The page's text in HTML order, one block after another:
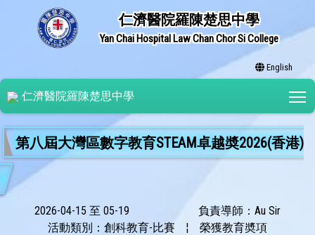
仁濟醫院羅陳楚思中學
Yan Chai Hospital Law Chan Chor Si College
English
仁濟醫院羅陳楚思中學
第八屆大灣區數字教育STEAM卓越奬2026(香港)
2026-04-15 至 05-19
負責導師：Au Sir
活動類別：創科教育-比賽
¦
榮獲教育奬項